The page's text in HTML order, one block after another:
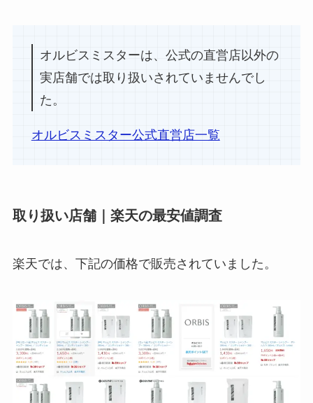
オルビスミスターは、公式の直営店以外の
実店舗では取り扱いされていませんでし
た。
オルビスミスター公式直営店一覧
取り扱い店舗｜楽天の最安値調査
楽天では、下記の価格で販売されていました。